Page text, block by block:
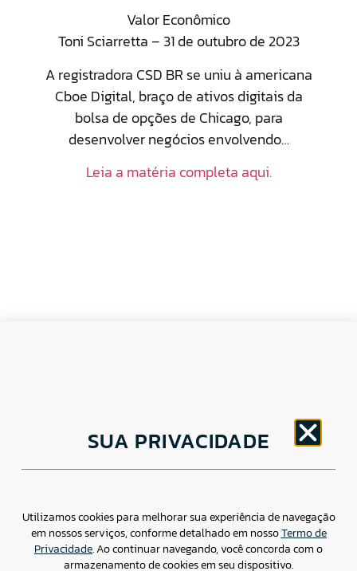
Valor Econômico
Toni Sciarretta – 31 de outubro de 2023
A registradora CSD BR se uniu à americana
Cboe Digital, braço de ativos digitais da
bolsa de opções de Chicago, para
desenvolver negócios envolvendo…
Leia a matéria completa aqui.
Av. Brigadeiro Faria Lima, 1779 – 5oAndar Jardim
Paulistano, São Paulo/ SP – CEP: 01452-914
Assessoria de imprensa: imprensa@csdbr.com
SUA PRIVACIDADE
Utilizamos cookies para melhorar sua experiência de navegação
em nossos serviços, conforme detalhado em nossoTermo de
Privacidade. Ao continuar navegando, você concorda com o
armazenamento de cookies em seu dispositivo.